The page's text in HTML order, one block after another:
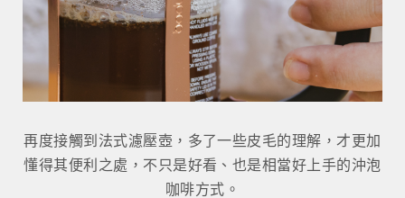
再度接觸到法式濾壓壺，多了一些皮毛的理解，才更加
懂得其便利之處，不只是好看、也是相當好上手的沖泡
咖啡方式。